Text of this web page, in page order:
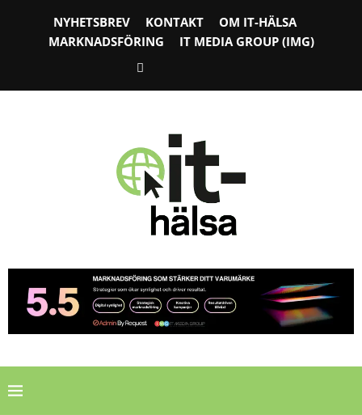
NYHETSBREV KONTAKT
OM IT-HÄLSA
MARKNADSFÖRING
IT MEDIA GROUP (IMG)